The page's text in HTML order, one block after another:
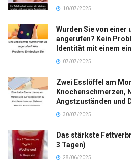
10/07/2025
Wurden Sie von einer
angerufen? Kein
Identität mit einem
07/07/2025
Zwei Esslöffel am
Knochenschmerzen,
Angstzuständen und
30/07/2025
Das stärkste
3 Tagen)
28/06/2025